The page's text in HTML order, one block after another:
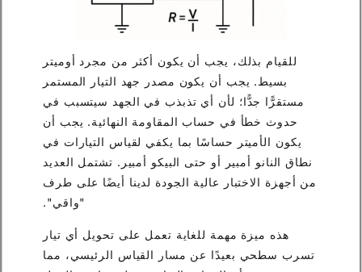
للقيام بذلك، يجب أن يكون أكثر من مجرد أوميتر
بسيط. يجب أن يكون مصدر جهد التيار المستمر
مستقرًّا جدًّا؛ لأن أي تذبذب في الجهد سيتسبب في
حدوث خطأ في حساب المقاومة النهائية. يجب أن
يكون الأميتر حساسًا بما يكفي لقياس التيارات في
نطاق النانو أمبير أو حتى البيكو أمبير. تشتمل العديد
من أجهزة الاختبار عالية الجودة لدينا أيضًا على طرف
"واقي".
هذه ميزة مهمة للغاية تعمل على تحويل أي تيار
تسرب سطحي بعيدًا عن مسار القياس الرئيسي، مما